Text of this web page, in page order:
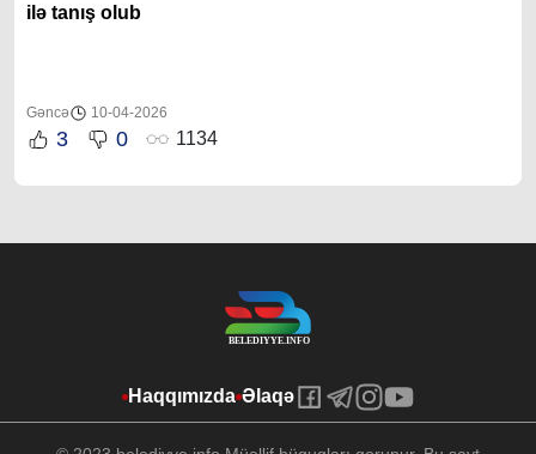
ilə tanış olub
Gəncə 10-04-2026
3 0 1134
Haqqımızda Əlaqə